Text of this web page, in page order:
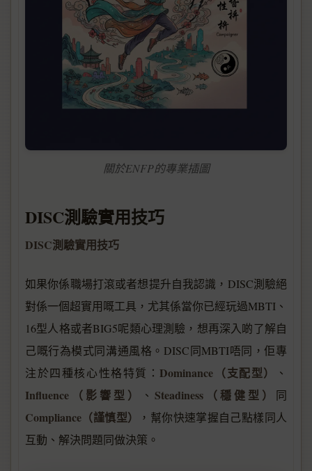
關於ENFP的專業插圖
DISC測驗實用技巧
DISC測驗實用技巧
如果你係職場打滾或者想提升自我認識，DISC測驗絕
對係一個超實用嘅工具，尤其係當你已經玩過MBTI、
16型人格或者BIG5呢類心理測驗，想再深入啲了解自
己嘅行為模式同溝通風格。DISC同MBTI唔同，佢專
注於四種核心性格特質：Dominance（支配型） 、
Influence（影響型） 、Steadiness（穩健型） 同
Compliance（謹慎型）
，幫你快速掌握自己點樣同人
互動、解決問題同做決策。